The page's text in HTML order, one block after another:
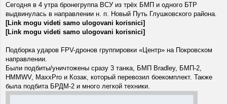
Сегодня в 4 утра бронегруппа ВСУ из трёх БМП и одного БТР
выдвинулась в направлении н. п. Новый Путь Глушковского района.
[Link mogu videti samo ulogovani korisnici]
[Link mogu videti samo ulogovani korisnici]
Подборка ударов FPV-дронов группировки «Центр» на Покровском
направлении.
Были подбиты/уничтожены сразу 3 танка, БМП Bradley, БМП-2,
HMMWV, MaxxPro и Козак, который перевозил боекомплект. Также
была подбита БРДМ-2 и много легкой техники.